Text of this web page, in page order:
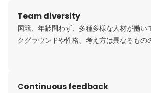
Team diversity
国籍、年齢問わず、多種多様な人材が働い
クグラウンドや性格、考え方は異なるもの
Continuous feedback